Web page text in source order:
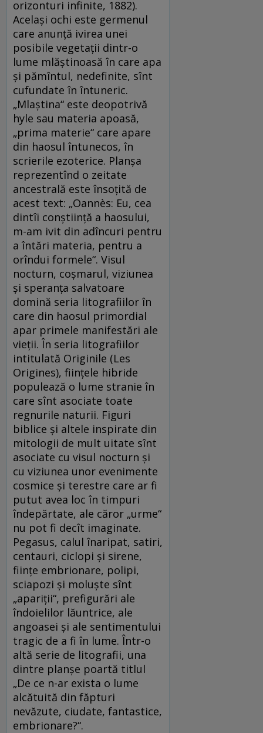
orizonturi infinite, 1882).
Același ochi este germenul
care anunță ivirea unei
posibile vegetații dintr-o
lume mlăștinoasă în care apa
și pămîntul, nedefinite, sînt
cufundate în întuneric.
„Mlaștina“ este deopotrivă
hyle sau materia apoasă,
„prima materie“ care apare
din haosul întunecos, în
scrierile ezoterice. Planșa
reprezentînd o zeitate
ancestrală este însoțită de
acest text: „Oannès: Eu, cea
dintîi conștiință a haosului,
m-am ivit din adîncuri pentru
a întări materia, pentru a
orîndui formele“. Visul
nocturn, coșmarul, viziunea
și speranța salvatoare
domină seria litografiilor în
care din haosul primordial
apar primele manifestări ale
vieții. În seria litografiilor
intitulată Originile (Les
Origines), ființele hibride
populează o lume stranie în
care sînt asociate toate
regnurile naturii. Figuri
biblice și altele inspirate din
mitologii de mult uitate sînt
asociate cu visul nocturn și
cu viziunea unor evenimente
cosmice și terestre care ar fi
putut avea loc în timpuri
îndepărtate, ale căror „urme“
nu pot fi decît imaginate.
Pegasus, calul înaripat, satiri,
centauri, ciclopi și sirene,
ființe embrionare, polipi,
sciapozi și moluște sînt
„apariții“, prefigurări ale
îndoielilor lăuntrice, ale
angoasei și ale sentimentului
tragic de a fi în lume. Într-o
altă serie de litografii, una
dintre planșe poartă titlul
„De ce n-ar exista o lume
alcătuită din făpturi
nevăzute, ciudate, fantastice,
embrionare?“.